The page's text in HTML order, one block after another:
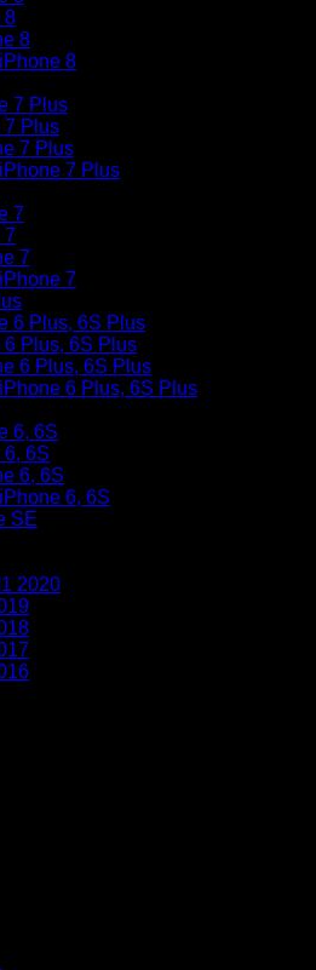
8
8
8
7 Plus
7 Plus
7 Plus
7 Plus
7
7
7
7
6 Plus, 6S Plus
Plus, 6S Plus
6 Plus, 6S Plus
6 Plus, 6S Plus
6, 6S
6, 6S
6, 6S
6, 6S
SE
2020